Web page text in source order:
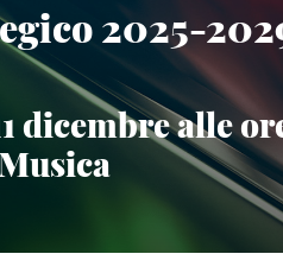
2025-
dicembre alle